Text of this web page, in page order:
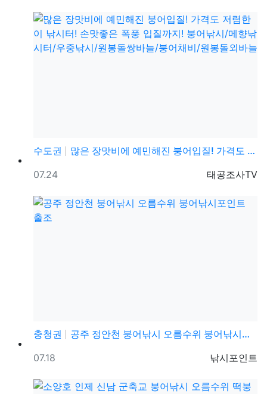
수도권
많은 장맛비에 예민해진 붕어입질! 가격도 저렴한 이 낚…
등록자
태공조사TV
등록일
07.24
충청권
공주 정안천 붕어낚시 오름수위 붕어낚시포인트 출조
등록자
낚시포인트
등록일
07.18